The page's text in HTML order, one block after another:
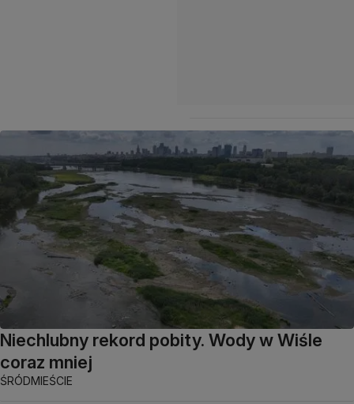
Niechlubny rekord pobity. Wody w Wiśle
coraz mniej
ŚRÓDMIEŚCIE